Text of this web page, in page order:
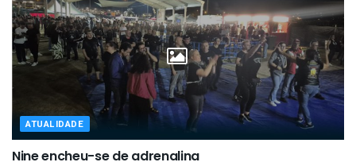
ATUALIDADE
Nine encheu-se de adrenalina